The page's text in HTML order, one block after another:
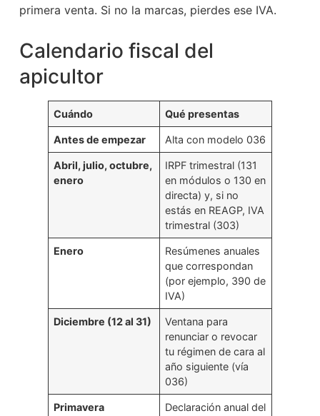
primera venta. Si no la marcas, pierdes ese IVA.
Calendario fiscal del
apicultor
Cuándo Qué presentas
Antes de empezar Alta con modelo 036
Abril, julio, octubre,
enero
IRPF trimestral (131
en módulos o 130 en
directa) y, si no
estás en REAGP, IVA
trimestral (303)
Enero
Resúmenes anuales
que correspondan
(por ejemplo, 390 de
IVA)
Diciembre (12 al 31)
Ventana para
renunciar o revocar
tu régimen de cara al
año siguiente (vía
036)
Primavera
Declaración anual del